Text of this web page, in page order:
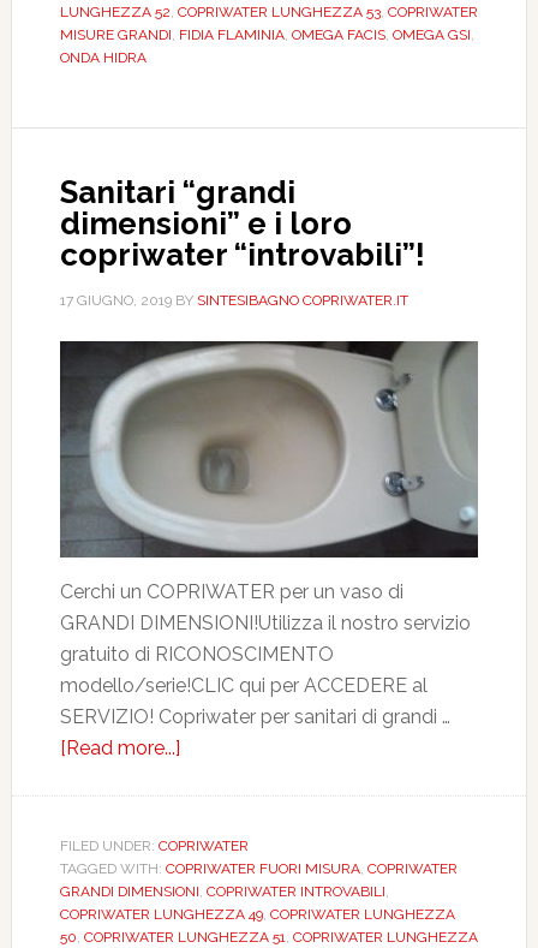
loro
LUNGHEZZA 52, COPRIWATER LUNGHEZZA 53, COPRIWATER
MISURE GRANDI, FIDIA FLAMINIA, OMEGA FACIS, OMEGA GSI,
ONDA HIDRA
Sanitari “grandi
dimensioni” e i loro
copriwater “introvabili”!
17 GIUGNO, 2019BY SINTESIBAGNO COPRIWATER.IT
Cerchi un COPRIWATER per un vaso di
GRANDI DIMENSIONI!Utilizza il nostro servizio
gratuito di RICONOSCIMENTO
modello/serie!CLIC qui per ACCEDERE al
SERVIZIO! Copriwater per sanitari di grandi …
[Read more...]
dimensioni”
e
i
loro
FILED UNDER: COPRIWATER
TAGGED WITH: COPRIWATER FUORI MISURA, COPRIWATER
GRANDI DIMENSIONI, COPRIWATER INTROVABILI,
COPRIWATER LUNGHEZZA 49, COPRIWATER LUNGHEZZA
50, COPRIWATER LUNGHEZZA 51, COPRIWATER LUNGHEZZA